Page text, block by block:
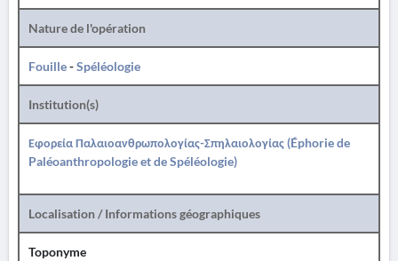
Nature de l'opération
Fouille-Spéléologie
Institution(s)
Εφορεία Παλαιοανθρωπολογίας-Σπηλαιολογίας (Éphorie de
Paléoanthropologie et de Spéléologie)
Localisation / Informations géographiques
Toponyme